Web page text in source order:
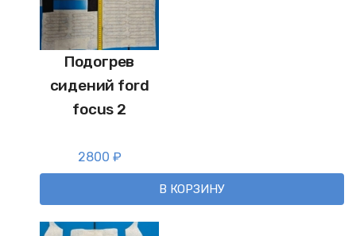
Подогрев
сидений ford
focus 2
2800 ₽
В КОРЗИНУ